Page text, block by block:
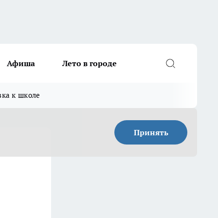
Афиша Лето в городе
к школе
Принять